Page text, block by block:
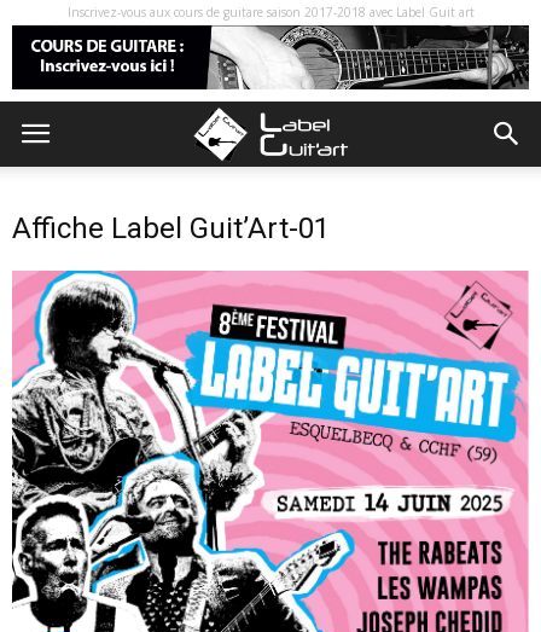
Inscrivez-vous aux cours de guitare saison 2017-2018 avec Label Guit art
Affiche Label Guit’Art-01